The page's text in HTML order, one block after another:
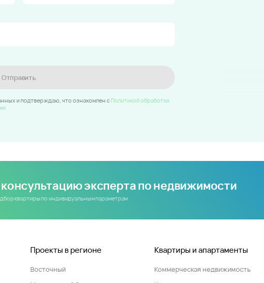
Отправить
и подтверждаю, что ознакомлен c Политикой обработки
консультацию эксперта по недвижимости
квартиры по индивидуальным параметрам
Проекты в регионе
Восточный
Квартиры и апартаменты
Коммерческая недвижимость